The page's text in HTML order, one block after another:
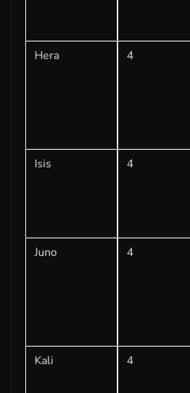
Hera
4
Isis
4
Juno
4
Kali
4